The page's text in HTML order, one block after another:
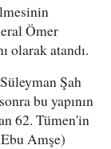
Ömer
olarak atandı.
Şah
bu yapının
62. Tümen'in
Amşe)